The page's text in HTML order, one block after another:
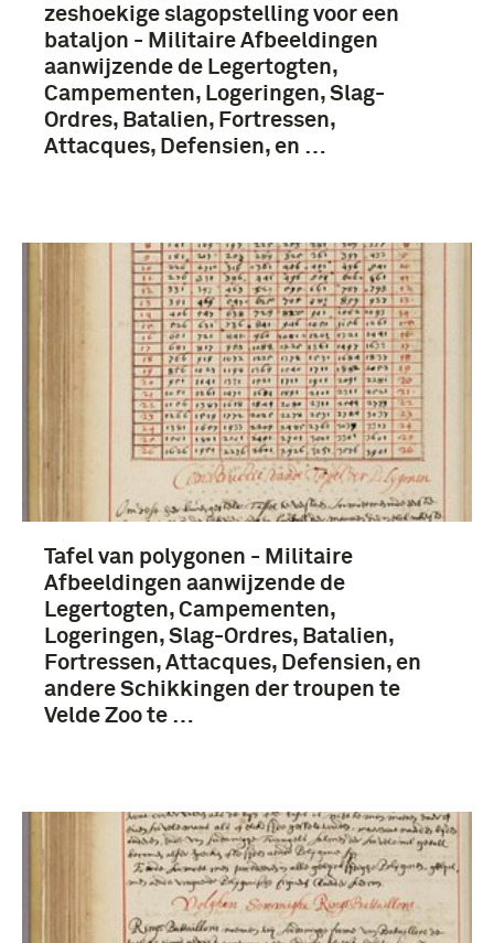
zeshoekige slagopstelling voor een
bataljon - Militaire Afbeeldingen
aanwijzende de Legertogten,
Campementen, Logeringen, Slag-
Ordres, Batalien, Fortressen,
Attacques, Defensien, en …
Tafel van polygonen - Militaire
Afbeeldingen aanwijzende de
Legertogten, Campementen,
Logeringen, Slag-Ordres, Batalien,
Fortressen, Attacques, Defensien, en
andere Schikkingen der troupen te
Velde Zoo te …